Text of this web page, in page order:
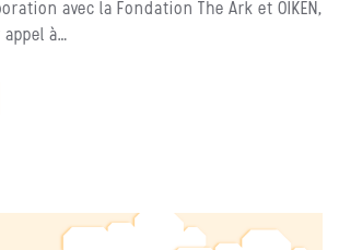
avec la Fondation The Ark et OIKEN,
à…